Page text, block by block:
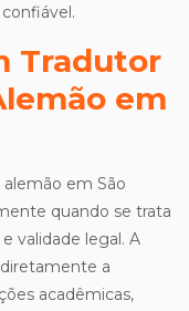
Tradutor
em
em São
quando se trata
validade legal. A
a
acadêmicas,